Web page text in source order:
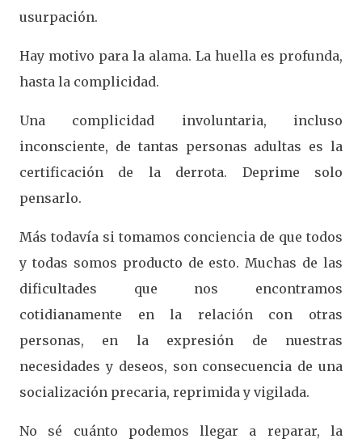
usurpación.
Hay motivo para la alama. La huella es profunda,
hasta la complicidad.
Una complicidad involuntaria, incluso
inconsciente, de tantas personas adultas es la
certificación de la derrota. Deprime solo
pensarlo.
Más todavía si tomamos conciencia de que todos
y todas somos producto de esto. Muchas de las
dificultades que nos encontramos
cotidianamente en la relación con otras
personas, en la expresión de nuestras
necesidades y deseos, son consecuencia de una
socialización precaria, reprimida y vigilada.
No sé cuánto podemos llegar a reparar, la